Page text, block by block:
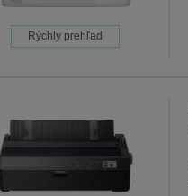
Rýchly prehľad